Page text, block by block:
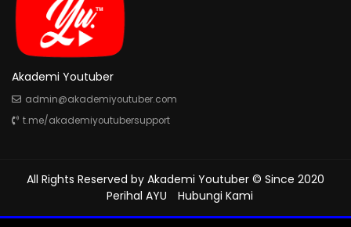
Akademi Youtuber
admin@akademiyoutuber.com
t.me/akademiyoutubersupport
All Rights Reserved by Akademi Youtuber © Since 2020
Perihal AYU
Hubungi Kami